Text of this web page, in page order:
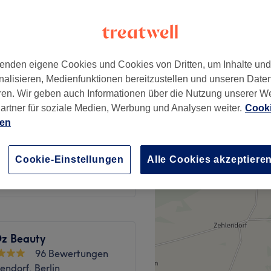
129 €
190 €
159 €
139 €
190 €
Beauty
96 Bewertungen
Berlin
eigene Cookies und Cookies von Dritten, um Inhalte
Medienfunktionen bereitzustellen und unseren
Wir geben auch Informationen über die Nutzung unserer
für soziale Medien, Werbung und Analysen weiter.
Cookie-Einstellungen Alle Cookies akzeptieren